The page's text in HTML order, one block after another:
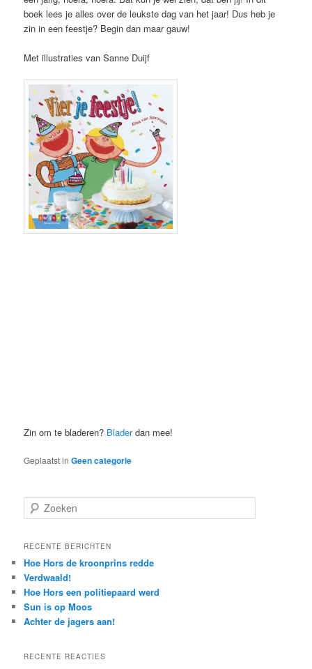
boek lees je alles over de leukste dag van het jaar! Dus heb je
zin in een feestje? Begin dan maar gauw!
Met illustraties van Sanne Duijf
Zin om te bladeren? Bladerdan mee!
Geplaatst in Geen categorie
o
k
n
RECENTE BERICHTEN
Hoe Hors de kroonprins redde
Verdwaald!
Hoe Hors een politiepaard werd
Sun is op Moos
Achter de jagers aan!
RECENTE REACTIES